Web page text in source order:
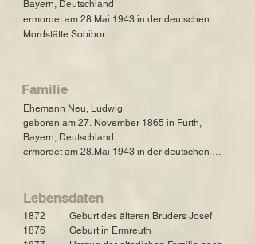
Bayern, Deutschland
ermordet am 28.Mai 1943 in der deutschen
Mordstätte Sobibor
Familie
Ehemann Neu, Ludwig
geboren am 27. November 1865 in Fürth,
Bayern, Deutschland
ermordet am 28.Mai 1943 in der deutschen
Sohn Kurt Max Neu
Lebensdaten
1872          Geburt des älteren Bruders Josef
1876          Geburt in Ermreuth